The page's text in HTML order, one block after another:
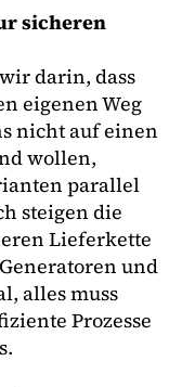
sicheren
darin, dass
eigenen Weg
nicht auf einen
wollen,
parallel
steigen die
Lieferkette
und
alles muss
Prozesse